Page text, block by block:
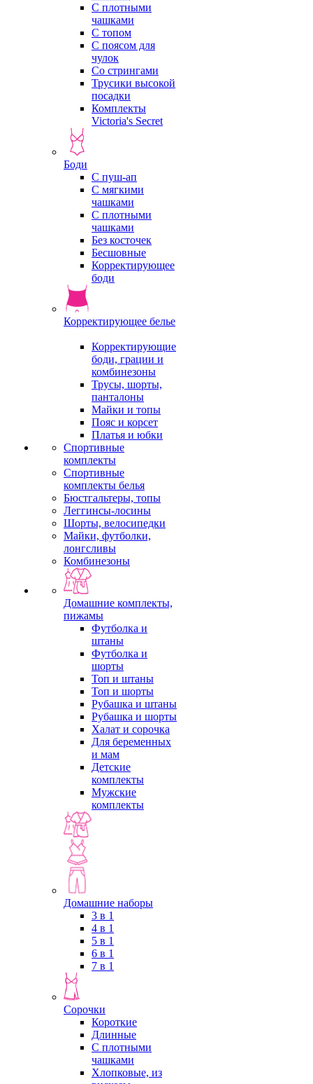
С плотными
чашками
С топом
С поясом для
чулок
Со стрингами
Трусики высокой
посадки
Комплекты
Victoria's Secret
Боди
С пуш-ап
С мягкими
чашками
С плотными
чашками
Без косточек
Бесшовные
Корректирующее
боди
Корректирующее белье
Корректирующие
боди, грации и
комбинезоны
Трусы, шорты,
панталоны
Майки и топы
Пояс и корсет
Платья и юбки
Спортивные
комплекты
Спортивные
комплекты белья
Бюстгальтеры, топы
Леггинсы-лосины
Шорты, велосипедки
Майки, футболки,
лонгсливы
Комбинезоны
Домашние комплекты,
пижамы
Футболка и
штаны
Футболка и
шорты
Топ и штаны
Топ и шорты
Рубашка и штаны
Рубашка и шорты
Халат и сорочка
Для беременных
и мам
Детские
комплекты
Мужские
комплекты
Домашние наборы
3 в 1
4 в 1
5 в 1
6 в 1
7 в 1
Сорочки
Короткие
Длинные
С плотными
чашками
Хлопковые, из